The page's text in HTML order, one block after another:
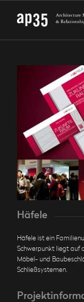
Häfele
Häfele ist ein
Schwerpunkt liegt auf
Möbel- und
Schließsystemen.